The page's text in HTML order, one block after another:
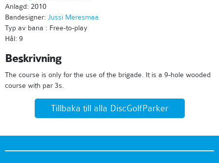
Anlagd: 2010
Bandesigner: Jussi Meresmaa
Typ av bana : Free-to-play
Hål: 9
Beskrivning
The course is only for the use of the brigade. It is a 9-hole wooded
course with par 3s.
Tillbaka till alla DiscGolfParker